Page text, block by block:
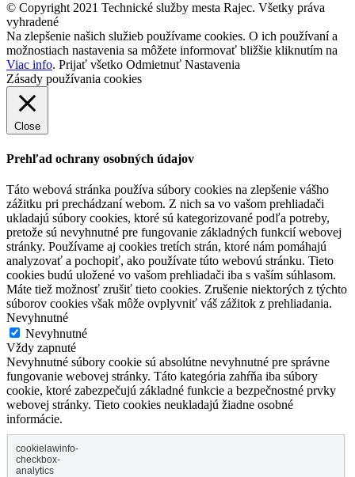
© Copyright 2021 Technické služby mesta Rajec. Všetky práva
vyhradené
Na zlepšenie našich služieb používame cookies. O ich používaní a
možnostiach nastavenia sa môžete informovať bližšie kliknutím na
Viac info. Prijať všetko Odmietnuť Nastavenia
Zásady používania cookies
Close
Prehľad ochrany osobných údajov
Táto webová stránka používa súbory cookies na zlepšenie vášho
zážitku pri prechádzaní webom. Z nich sa vo vašom prehliadači
ukladajú súbory cookies, ktoré sú kategorizované podľa potreby,
pretože sú nevyhnutné pre fungovanie základných funkcií webovej
stránky. Používame aj cookies tretích strán, ktoré nám pomáhajú
analyzovať a pochopiť, ako používate túto webovú stránku. Tieto
cookies budú uložené vo vašom prehliadači iba s vaším súhlasom.
Máte tiež možnosť zrušiť tieto cookies. Zrušenie niektorých z týchto
súborov cookies však môže ovplyvniť váš zážitok z prehliadania.
Nevyhnutné
Nevyhnutné
Vždy zapnuté
Nevyhnutné súbory cookie sú absolútne nevyhnutné pre správne
fungovanie webovej stránky. Táto kategória zahŕňa iba súbory
cookie, ktoré zabezpečujú základné funkcie a bezpečnostné prvky
webovej stránky. Tieto cookies neukladajú žiadne osobné
informácie.
cookielawinfo-
checkbox-
analytics